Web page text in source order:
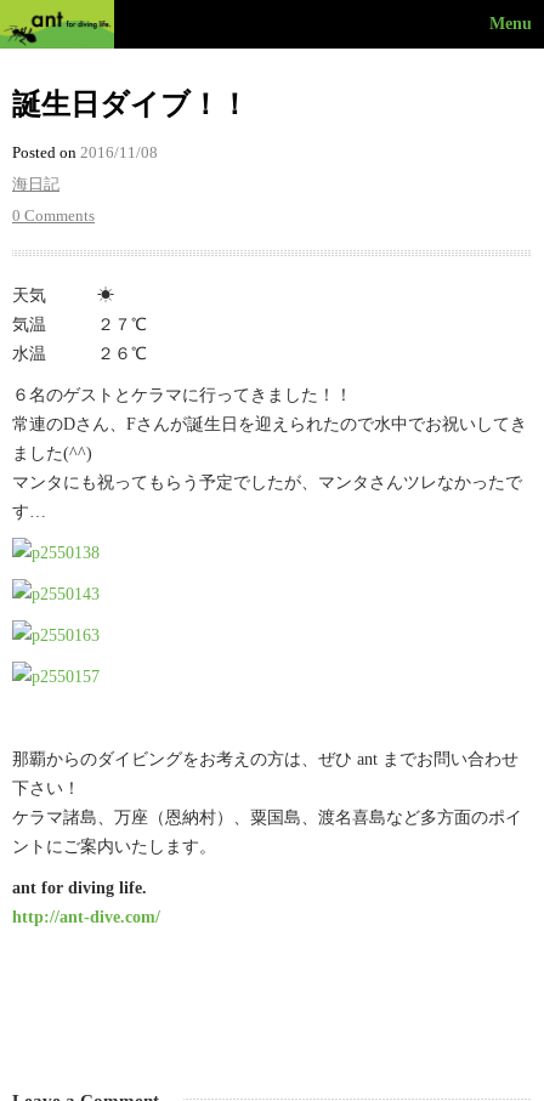
Menu
誕生日ダイブ！！
Posted on 2016/11/08
海日記
0 Comments
天気 ☀︎
気温 ２７℃
水温 ２６℃
６名のゲストとケラマに行ってきました！！
常連のDさん、Fさんが誕生日を迎えられたので水中でお祝いしてき
ました(^^)
マンタにも祝ってもらう予定でしたが、マンタさんツレなかったで
す…
那覇からのダイビングをお考えの方は、ぜひ ant までお問い合わせ
下さい！
ケラマ諸島、万座（恩納村）、粟国島、渡名喜島など多方面のポイ
ントにご案内いたします。
ant for diving life.
http://ant-dive.com/